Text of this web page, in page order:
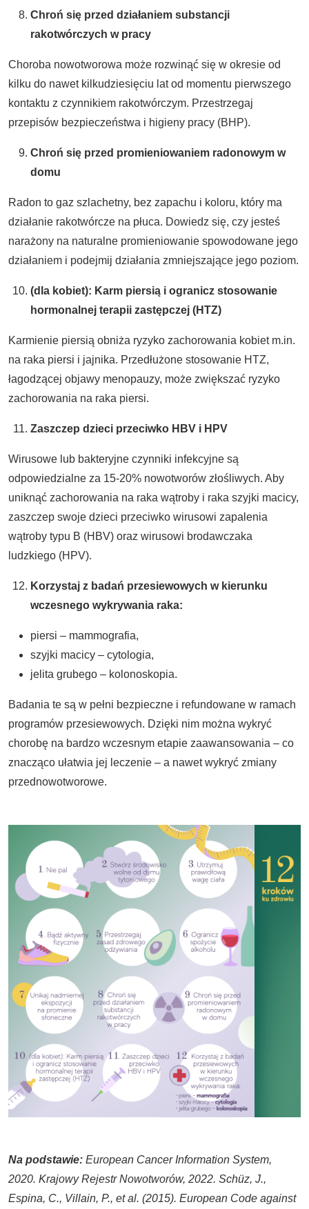
Chroń się przed działaniem substancji
rakotwórczych w pracy
Choroba nowotworowa może rozwinąć się w okresie od
kilku do nawet kilkudziesięciu lat od momentu pierwszego
kontaktu z czynnikiem rakotwórczym. Przestrzegaj
przepisów bezpieczeństwa i higieny pracy (BHP).
Chroń się przed promieniowaniem radonowym w
domu
Radon to gaz szlachetny, bez zapachu i koloru, który ma
działanie rakotwórcze na płuca. Dowiedz się, czy jesteś
narażony na naturalne promieniowanie spowodowane jego
działaniem i podejmij działania zmniejszające jego poziom.
(dla kobiet): Karm piersią i ogranicz stosowanie
hormonalnej terapii zastępczej (HTZ)
Karmienie piersią obniża ryzyko zachorowania kobiet m.in.
na raka piersi i jajnika. Przedłużone stosowanie HTZ,
łagodzącej objawy menopauzy, może zwiększać ryzyko
zachorowania na raka piersi.
Zaszczep dzieci przeciwko HBV i HPV
Wirusowe lub bakteryjne czynniki infekcyjne są
odpowiedzialne za 15-20% nowotworów złośliwych. Aby
uniknąć zachorowania na raka wątroby i raka szyjki macicy,
zaszczep swoje dzieci przeciwko wirusowi zapalenia
wątroby typu B (HBV) oraz wirusowi brodawczaka
ludzkiego (HPV).
Korzystaj z badań przesiewowych w kierunku
wczesnego wykrywania raka:
piersi – mammografia,
szyjki macicy – cytologia,
jelita grubego – kolonoskopia.
Badania te są w pełni bezpieczne i refundowane w ramach
programów przesiewowych. Dzięki nim można wykryć
chorobę na bardzo wczesnym etapie zaawansowania – co
znacząco ułatwia jej leczenie – a nawet wykryć zmiany
przednowotworowe.
Na podstawie: European Cancer Information System,
2020. Krajowy Rejestr Nowotworów, 2022. Schüz, J.,
Espina, C., Villain, P., et al. (2015). European Code against